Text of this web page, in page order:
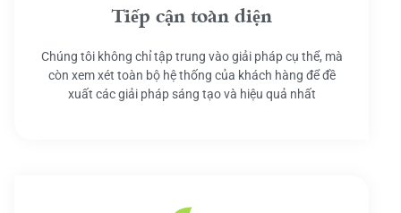
Tiếp cận toàn diện
Chúng tôi không chỉ tập trung vào giải pháp cụ thể, mà
còn xem xét toàn bộ hệ thống của khách hàng để đề
xuất các giải pháp sáng tạo và hiệu quả nhất